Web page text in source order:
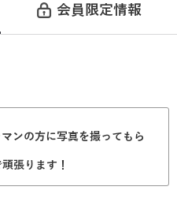
会員限定情報
ンの方に写真を撮ってもら
張ります！